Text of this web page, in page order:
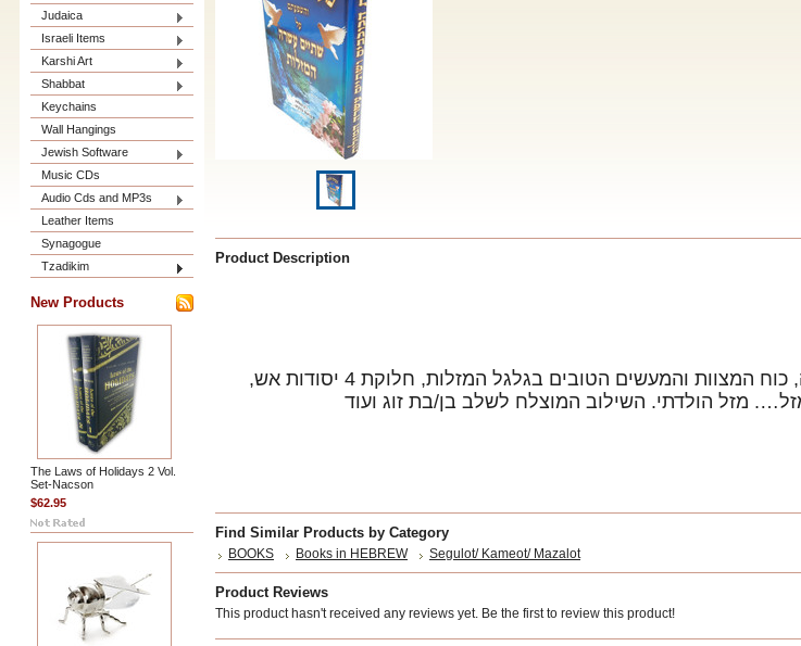
Judaica
Israeli Items
Karshi Art
Shabbat
Keychains
Wall Hangings
Jewish Software
Music CDs
Audio Cds and MP3s
Leather Items
Synagogue
Tzadikim
New Products
The Laws of Holidays 2 Vol.
Set-Nacson
$62.95
Product Description
מערכת הכוכבים בשמיים והשפעתם במזלות חודשי השנה, כוח המצוות והמעשים הטובים בגלגל המזלות, חלוקת 4 יסודות אש,
Find Similar Products by Category
BOOKS Books in HEBREW Segulot/ Kameot/ Mazalot
Product Reviews
This product hasn't received any reviews yet. Be the first to review this product!